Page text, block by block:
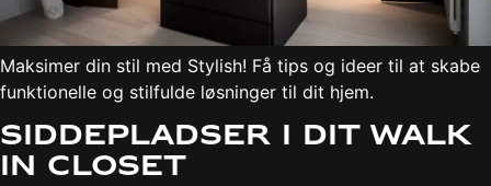
Maksimer din stil med Stylish! Få tips og ideer til at skabe
funktionelle og stilfulde løsninger til dit hjem.
Siddepladser i dit walk
in closet